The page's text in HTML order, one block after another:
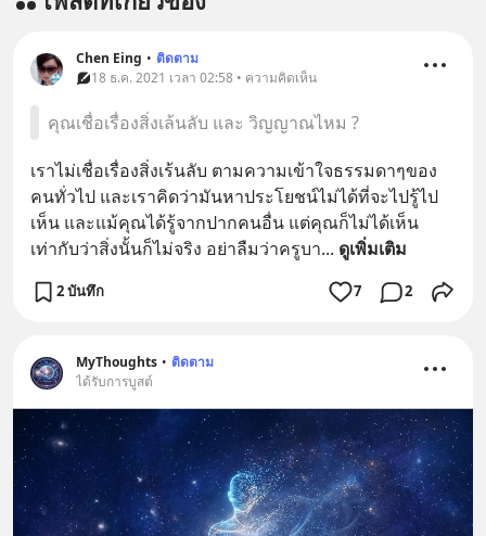
Chen Eing • ติดตาม
18 ธ.ค. 2021 เวลา 02:58 • ความคิดเห็น
คุณเชื่อเรื่องสิ่งเล้นลับ และ วิญญาณไหม ?
เราไม่เชื่อเรื่องสิ่งเร้นลับ ตามความเข้าใจธรรมดาๆของ
คนทั่วไป และเราคิดว่ามันหาประโยชน์ไม่ได้ที่จะไปรู้ไป
เห็น และแม้คุณได้รู้จากปากคนอื่น แต่คุณก็ไม่ได้เห็น
เท่ากับว่าสิ่งนั้นก็ไม่จริง อย่าลืมว่าครูบา... ดูเพิ่มเติม
2 บันทึก 7 2
MyThoughts • ติดตาม
ได้รับการบูสต์